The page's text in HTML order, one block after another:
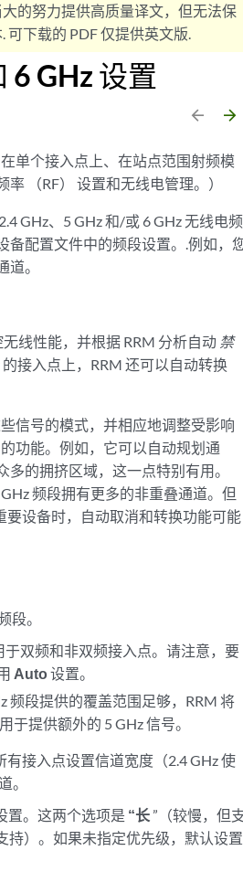
的努力提供高质量译文，但无法保
下载的 PDF 仅提供英文版.
6 GHz 设置
arrow_backward arrow_forward
单个接入点上、在站点范围射频模
（RF） 设置和无线电管理。）
GHz、5 GHz 和/或 6 GHz 无线电频
备配置文件中的频段设置。.例如，
。
线性能，并根据 RRM 分析自动 禁
的接入点上，RRM 还可以自动转换
信号的模式，并相应地调整受影响
功能。例如，它可以自动规划通
的拥挤区域，这一点特别有用。
频段拥有更多的非重叠通道。但
要设备时，自动取消和转换功能可能
段。
于双频和非双频接入点。请注意，要
Auto设置。
频段提供的覆盖范围足够，RRM 将
提供额外的 5 GHz 信号。
接入点设置信道宽度（2.4 GHz 使
。
置。这两个选项是 “长 ”（较慢，但
持）。如果未指定优先级，默认设置